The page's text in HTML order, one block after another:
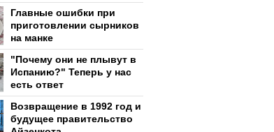
Главные ошибки при
приготовлении сырников
на манке
"Почему они не плывут в
Испанию?" Теперь у нас
есть ответ
Возвращение в 1992 год и
будущее правительство